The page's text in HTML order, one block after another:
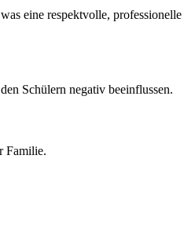
eine respektvolle, professionelle
Schülern negativ beeinflussen.
Familie.